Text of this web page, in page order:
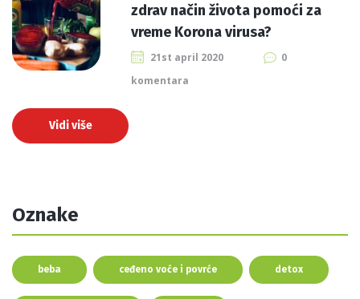
zdrav način života pomoći za
vreme Korona virusa?
21st april 2020
0
komentara
Vidi više
Oznake
beba ceđeno voće i povrće detox